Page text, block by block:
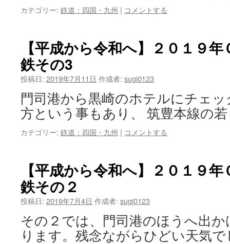
カテゴリー: 鉄道：四国・九州 | コメントする
【平成から令和へ】２０１９
鉄その3
投稿日: 2019年7月11日 作成者: sugi0123
門司港から黒崎のホテルにチェ
方という事もあり、 筑豊本線の
カテゴリー: 鉄道：四国・九州 | コメントする
【平成から令和へ】２０１９
鉄その２
投稿日: 2019年7月4日 作成者: sugi0123
その２では、門司港のほうへ出
ります。残念ながらひどい天気